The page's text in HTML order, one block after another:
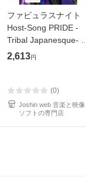
ファビュラスナイト
Host-Song PRIDE -
Tribal Japanesque- ネ
オバサラ/皇麗夢(豊永
2,613円
(0)
Joshin web 音楽と映像
ソフトの専門店